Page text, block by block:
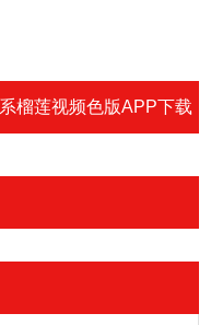
榴莲视频色版APP下载